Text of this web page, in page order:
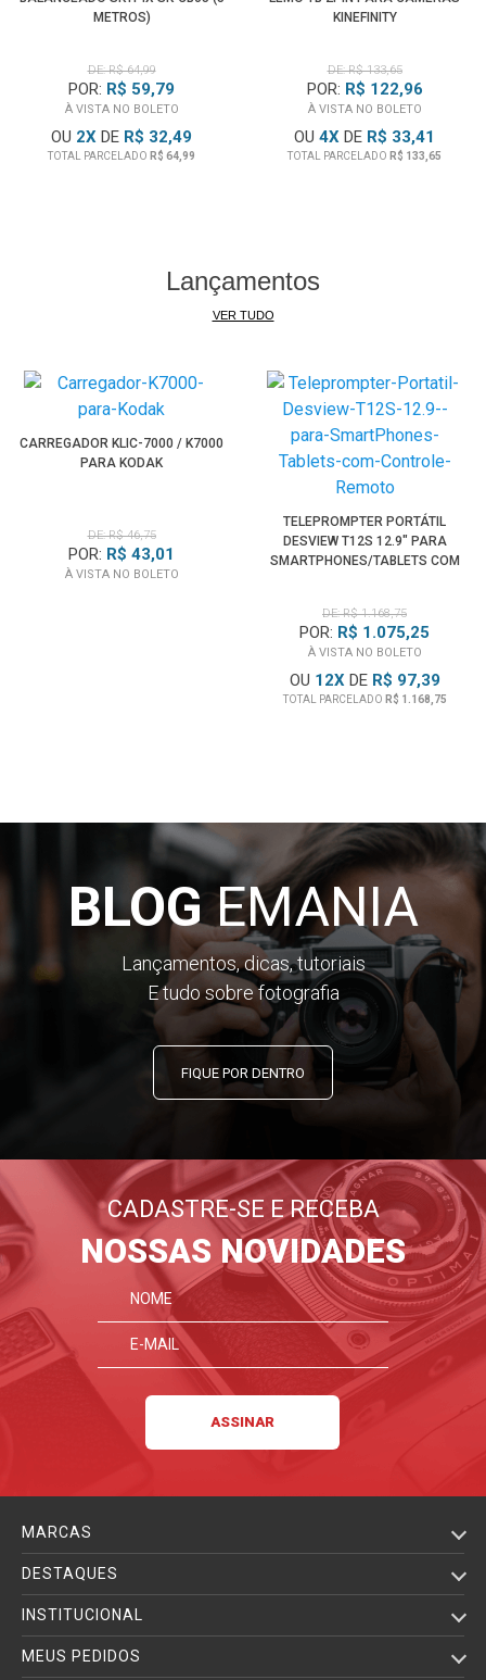
METROS)
DE: R$ 64,99
POR: R$ 59,79
À VISTA NO BOLETO
OU 2X DE R$ 32,49
TOTAL PARCELADO R$ 64,99
KINEFINITY
DE: R$ 133,65
POR: R$ 122,96
À VISTA NO BOLETO
OU 4X DE R$ 33,41
TOTAL PARCELADO R$ 133,65
Lançamentos
VER TUDO
CARREGADOR KLIC-7000 / K7000
PARA KODAK
DE: R$ 46,75
POR: R$ 43,01
À VISTA NO BOLETO
TELEPROMPTER PORTÁTIL
DESVIEW T12S 12.9" PARA
SMARTPHONES/TABLETS COM
DE: R$ 1.168,75
POR: R$ 1.075,25
À VISTA NO BOLETO
OU 12XDE R$ 97,39
TOTAL PARCELADO R$ 1.168,75
BLOGEMANIA
Lançamentos, dicas, tutoriais
E tudo sobre fotografia
FIQUE POR DENTRO
CADASTRE-SE E RECEBA
NOSSAS NOVIDADES
MARCAS
DESTAQUES
INSTITUCIONAL
MEUS PEDIDOS